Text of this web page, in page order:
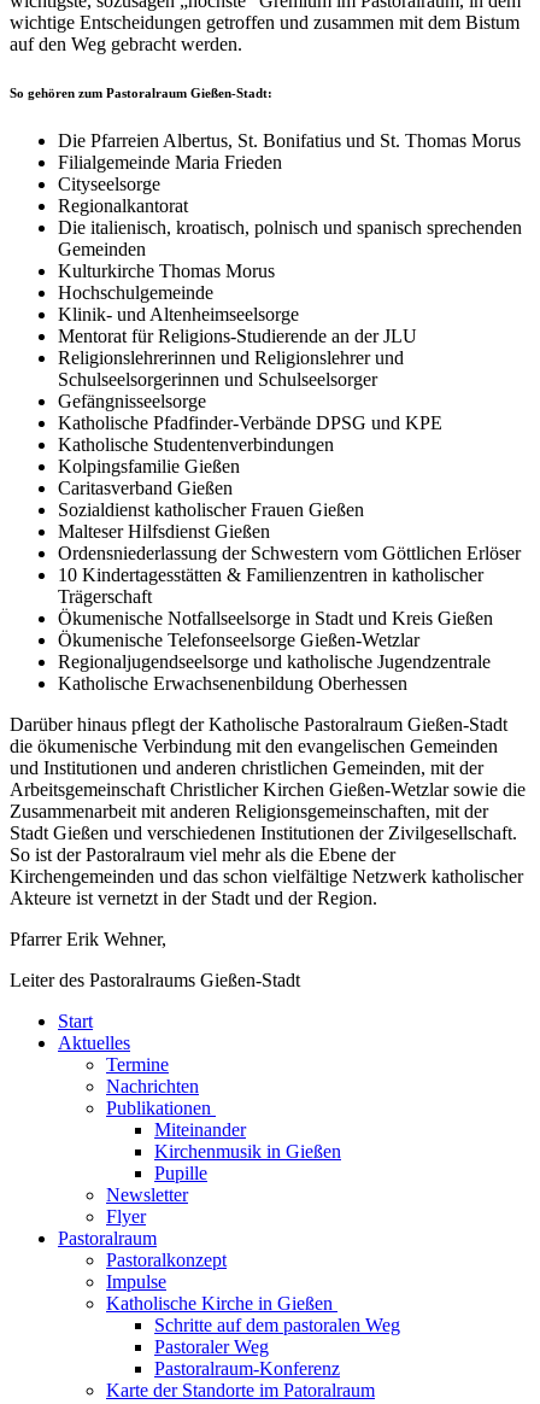
wichtige Entscheidungen getroffen und zusammen mit dem Bistum
auf den Weg gebracht werden.
So gehören zum Pastoralraum Gießen-Stadt:
Die Pfarreien Albertus, St. Bonifatius und St. Thomas Morus
Filialgemeinde Maria Frieden
Cityseelsorge
Regionalkantorat
Die italienisch, kroatisch, polnisch und spanisch sprechenden
Gemeinden
Kulturkirche Thomas Morus
Hochschulgemeinde
Klinik- und Altenheimseelsorge
Mentorat für Religions-Studierende an der JLU
Religionslehrerinnen und Religionslehrer und
Schulseelsorgerinnen und Schulseelsorger
Gefängnisseelsorge
Katholische Pfadfinder-Verbände DPSG und KPE
Katholische Studentenverbindungen
Kolpingsfamilie Gießen
Caritasverband Gießen
Sozialdienst katholischer Frauen Gießen
Malteser Hilfsdienst Gießen
Ordensniederlassung der Schwestern vom Göttlichen Erlöser
10 Kindertagesstätten & Familienzentren in katholischer
Trägerschaft
Ökumenische Notfallseelsorge in Stadt und Kreis Gießen
Ökumenische Telefonseelsorge Gießen-Wetzlar
Regionaljugendseelsorge und katholische Jugendzentrale
Katholische Erwachsenenbildung Oberhessen
Darüber hinaus pflegt der Katholische Pastoralraum Gießen-Stadt
die ökumenische Verbindung mit den evangelischen Gemeinden
und Institutionen und anderen christlichen Gemeinden, mit der
Arbeitsgemeinschaft Christlicher Kirchen Gießen-Wetzlar sowie die
Zusammenarbeit mit anderen Religionsgemeinschaften, mit der
Stadt Gießen und verschiedenen Institutionen der Zivilgesellschaft.
So ist der Pastoralraum viel mehr als die Ebene der
Kirchengemeinden und das schon vielfältige Netzwerk katholischer
Akteure ist vernetzt in der Stadt und der Region.
Pfarrer Erik Wehner,
Leiter des Pastoralraums Gießen-Stadt
Start
Aktuelles
Termine
Nachrichten
Publikationen
Miteinander
Kirchenmusik in Gießen
Pupille
Newsletter
Flyer
Pastoralraum
Pastoralkonzept
Impulse
Katholische Kirche in Gießen
Schritte auf dem pastoralen Weg
Pastoraler Weg
Pastoralraum-Konferenz
Karte der Standorte im Patoralraum